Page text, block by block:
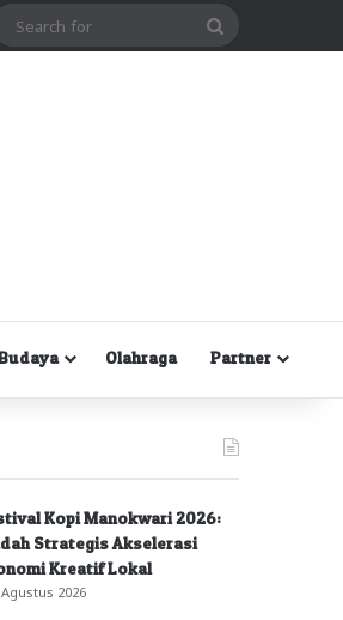
Article
Olahraga Partner
Kopi Manokwari 2026:
Strategis Akselerasi
Kreatif Lokal
2026